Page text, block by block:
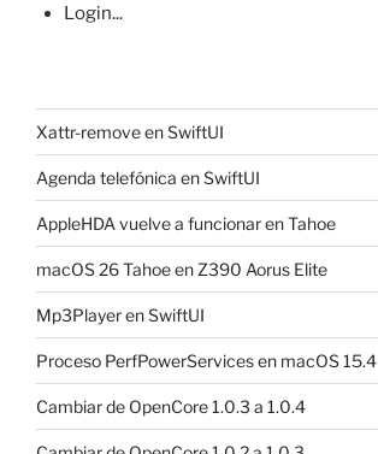
Login...
Xattr-remove en SwiftUI
Agenda telefónica en SwiftUI
AppleHDA vuelve a funcionar en Tahoe
macOS 26 Tahoe en Z390 Aorus Elite
Mp3Player en SwiftUI
Proceso PerfPowerServices en macOS 15.4
Cambiar de OpenCore 1.0.3 a 1.0.4